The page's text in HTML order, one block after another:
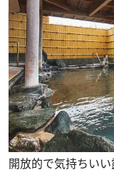
開放的で気持ちいい